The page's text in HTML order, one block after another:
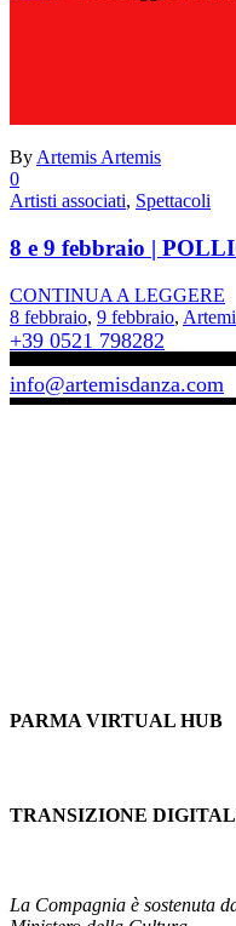
By Artemis Artemis
0
Artisti associati, Spettacoli
8 e 9 febbraio |
CONTINUA A LEGGERE
8 febbraio, 9 febbraio,
+39 0521 798282
info@artemisdanza.com
PARMA VIRTUAL HUB
TRANSIZIONE
La Compagnia è sostenuta